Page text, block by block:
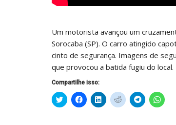
Um motorista avançou um
Sorocaba (SP). O carro atingido
cinto de segurança. Imagens de
que provocou a batida fugiu do local.
Compartilhe isso:
Clique
para
Clique
para
Clique
para
Clique
para
Clique
para
Clique
para